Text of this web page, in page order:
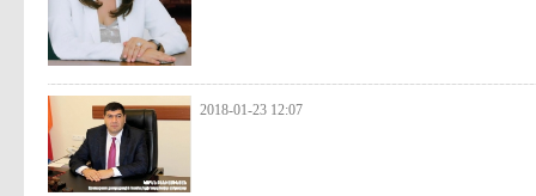
2018-01-23 12:07